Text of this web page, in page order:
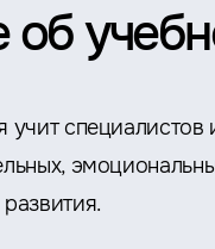
об
специалистов